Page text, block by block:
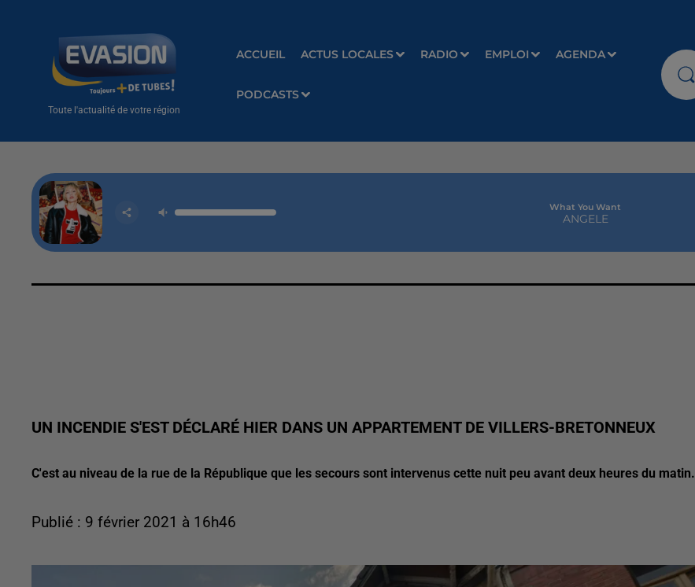
Toute l'actualité de votre région
ACCUEIL ACTUS LOCALES RADIO EMPLOI AGENDA
PODCASTS
What You Want
ANGELE
UN INCENDIE S'EST DÉCLARÉ HIER DANS UN APPARTEMENT DE VILLERS-BRETONNEUX
C'est au niveau de la rue de la République que les secours sont intervenus cette nuit peu avant deux heures du matin.
Publié : 9 février 2021 à 16h46